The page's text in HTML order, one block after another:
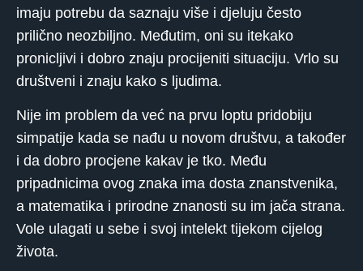
imaju potrebu da saznaju više i djeluju često
prilično neozbiljno. Međutim, oni su itekako
pronicljivi i dobro znaju procijeniti situaciju. Vrlo su
društveni i znaju kako s ljudima.
Nije im problem da već na prvu loptu pridobiju
simpatije kada se nađu u novom društvu, a također
i da dobro procjene kakav je tko. Među
pripadnicima ovog znaka ima dosta znanstvenika,
a matematika i prirodne znanosti su im jača strana.
Vole ulagati u sebe i svoj intelekt tijekom cijelog
života.